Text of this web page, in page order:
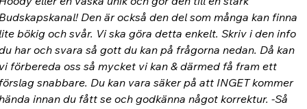
Den är också den del som många kan finna
bökig och svår. Vi ska göra detta enkelt. Skriv i den info
har och svara så gott du kan på frågorna nedan. Då kan
förbereda oss så mycket vi kan & därmed få fram ett
snabbare. Du kan vara säker på att INGET kommer
innan du fått se och godkänna något korrektur. -Så